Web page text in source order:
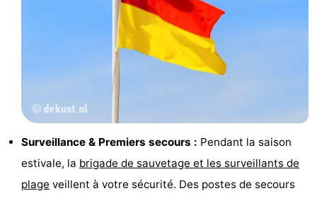
Surveillance & Premiers secours : Pendant la saison
estivale, la brigade de sauvetage et les surveillants de
plage veillent à votre sécurité. Des postes de secours